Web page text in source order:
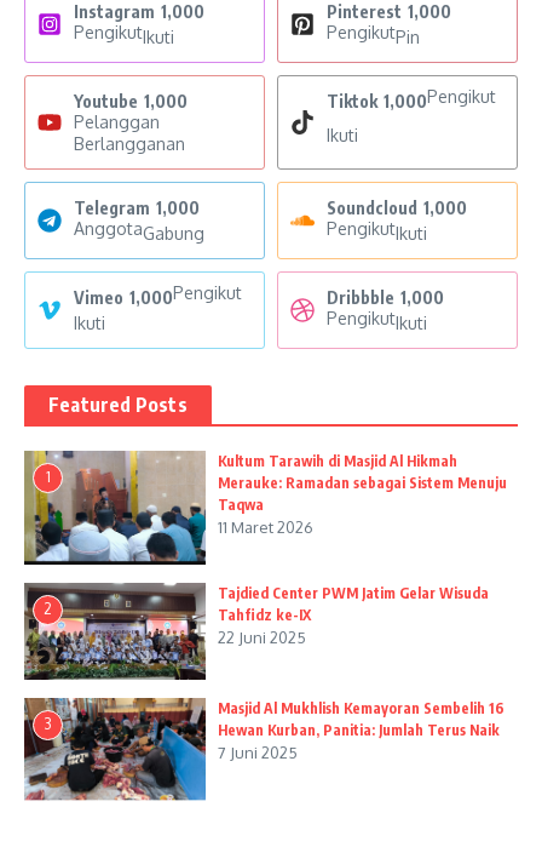
Instagram 1,000
Pengikut Ikuti
Pinterest 1,000
PengikutPin
Youtube 1,000
Pelanggan
Berlangganan
Tiktok 1,000Pengikut
Ikuti
Telegram 1,000
AnggotaGabung
Soundcloud 1,000
Pengikut Ikuti
Vimeo 1,000Pengikut
Ikuti
Dribbble 1,000
Pengikut Ikuti
Featured Posts
1
Kultum Tarawih di Masjid Al Hikmah
Merauke: Ramadan sebagai Sistem Menuju
Taqwa
11 Maret 2026
2
Tajdied Center PWM Jatim Gelar Wisuda
Tahfidz ke-IX
22 Juni 2025
3
Masjid Al Mukhlish Kemayoran Sembelih 16
Hewan Kurban, Panitia: Jumlah Terus Naik
7 Juni 2025